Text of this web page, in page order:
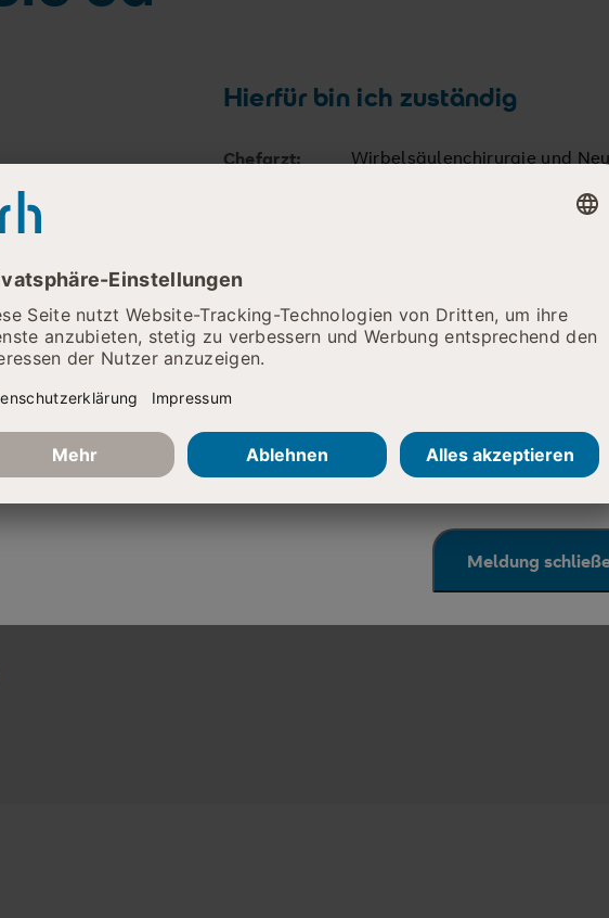
Erreichbarkeit eingeschränkt
wir telefonisch leider nur schwer zu erreichen. Wir arbeiten daran, die
beheben. Nutzen Sie bitte alternativ den Mailkontakt, den Sie auf den
Fachabteilungen finden.
für Ihr Verständnis!
Meldung
Hierfür bin ich zuständig
Chefarzt: Wirbelsäulenchirurgie und
mein Wissen